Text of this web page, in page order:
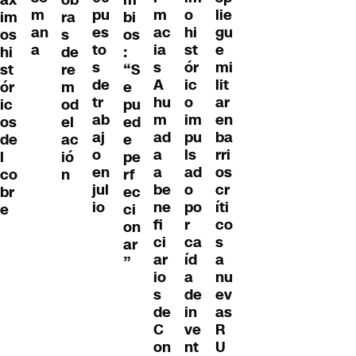
im
os
hi
st
ór
ic
os
de
l
co
br
e
m
an
a
ra
s
de
re
m
od
el
ac
ió
n
pu
es
to
s
de
tr
ab
aj
o
en
jul
io
bi
os
:
“S
e
pu
ed
e
pe
rf
ec
ci
on
ar
”
m
ac
ia
s
A
hu
m
ad
a
a
be
ne
fi
ci
ar
io
s
de
C
on
o
hi
st
ór
ic
o
im
pu
ls
ad
o
po
r
ca
íd
a
de
in
ve
nt
lie
gu
e
mi
lit
ar
en
ba
rri
os
cr
íti
co
s
a
nu
ev
as
R
U